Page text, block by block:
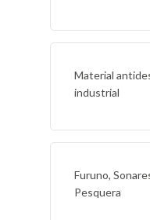
Material
industrial
Furuno,
Pesquera